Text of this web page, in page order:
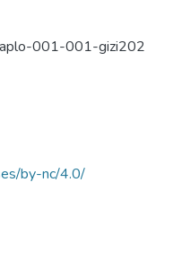
001-001-gizi202
by-nc/4.0/